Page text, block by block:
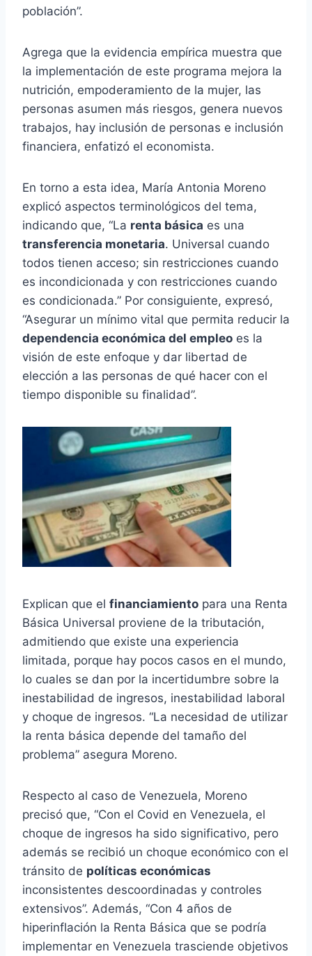
población”.
Agrega que la evidencia empírica muestra que
la implementación de este programa mejora la
nutrición, empoderamiento de la mujer, las
personas asumen más riesgos, genera nuevos
trabajos, hay inclusión de personas e inclusión
financiera, enfatizó el economista.
En torno a esta idea, María Antonia Moreno
explicó aspectos terminológicos del tema,
indicando que, “La renta básica es una
transferencia monetaria. Universal cuando
todos tienen acceso; sin restricciones cuando
es incondicionada y con restricciones cuando
es condicionada.” Por consiguiente, expresó,
“Asegurar un mínimo vital que permita reducir la
dependencia económica del empleo es la
visión de este enfoque y dar libertad de
elección a las personas de qué hacer con el
tiempo disponible su finalidad”.
Explican que el financiamiento para una Renta
Básica Universal proviene de la tributación,
admitiendo que existe una experiencia
limitada, porque hay pocos casos en el mundo,
lo cuales se dan por la incertidumbre sobre la
inestabilidad de ingresos, inestabilidad laboral
y choque de ingresos. “La necesidad de utilizar
la renta básica depende del tamaño del
problema” asegura Moreno.
Respecto al caso de Venezuela, Moreno
precisó que, “Con el Covid en Venezuela, el
choque de ingresos ha sido significativo, pero
además se recibió un choque económico con el
tránsito de políticas económicas
inconsistentes descoordinadas y controles
extensivos”. Además, “Con 4 años de
hiperinflación la Renta Básica que se podría
implementar en Venezuela trasciende objetivos